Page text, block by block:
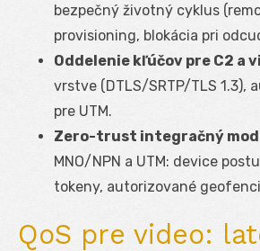
bezpečný životný cyklus
provisioning, blokácia pri
Oddelenie kľúčov pre C2 a
vrstve (DTLS/SRTP/TLS 1.3),
pre UTM.
Zero-trust integračný
MNO/NPN a UTM: device
tokeny, autorizované
QoS pre video: